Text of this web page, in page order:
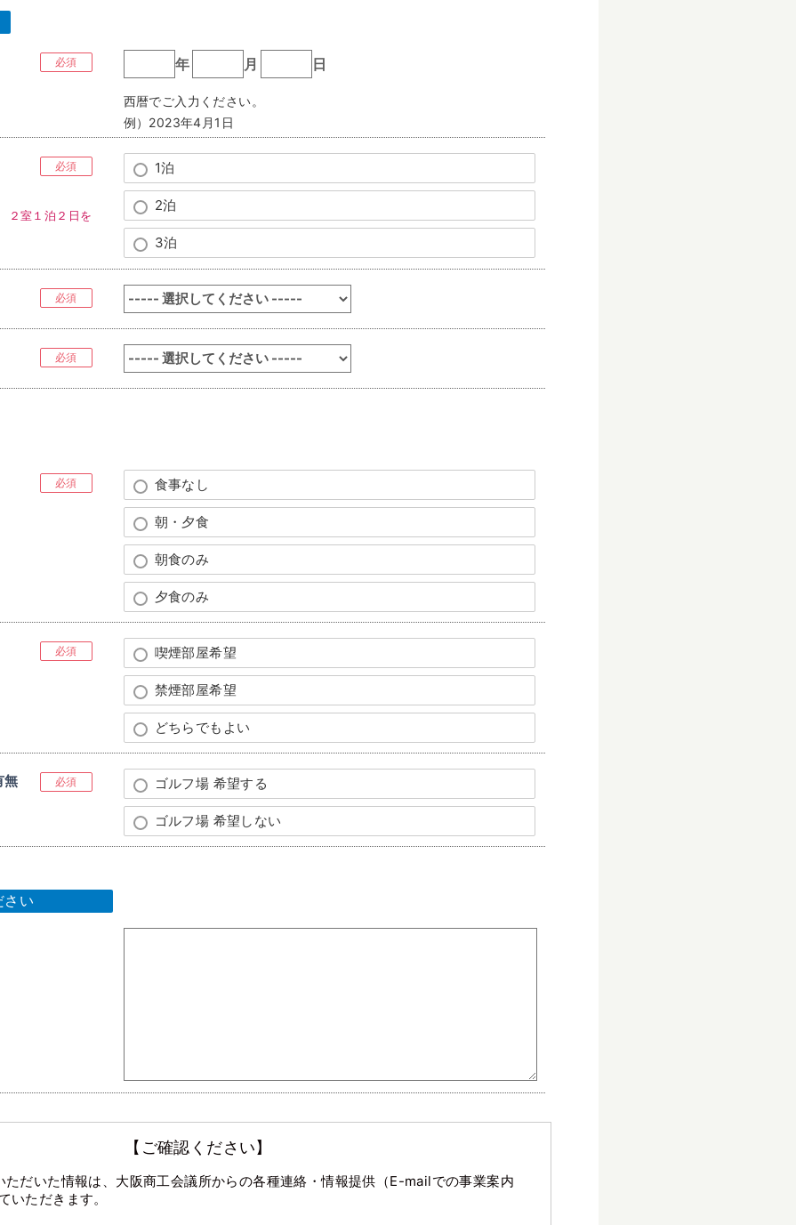
必須 年 月 日
西暦でご入力ください。
例）2023年4月1日
必須
２室１泊２日を
1泊
2泊
3泊
必須
必須
必須 食事なし
朝・夕食
朝食のみ
夕食のみ
必須 喫煙部屋希望
禁煙部屋希望
どちらでもよい
無 必須 ゴルフ場 希望する
ゴルフ場 希望しない
さい
【ご確認ください】
ただいた情報は、大阪商工会議所からの各種連絡・情報提供（E-mailでの事業案内
いただきます。